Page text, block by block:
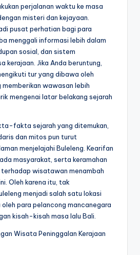
perjalanan waktu ke masa
misteri dan kejayaan.
pusat perhatian bagi para
menggali informasi lebih dalam
sosial, dan sistem
kerajaan. Jika Anda beruntung,
tur yang dibawa oleh
wawasan lebih
mengenai latar belakang sejarah
fakta sejarah yang ditemukan,
dan mitos pun turut
menjelajahi Buleleng. Kearifan
masyarakat, serta keramahan
wisatawan menambah
Oleh karena itu, tak
menjadi salah satu lokasi
oleh para pelancong mancanegara
kisah-kisah masa lalu Bali.
Wisata Peninggalan Kerajaan